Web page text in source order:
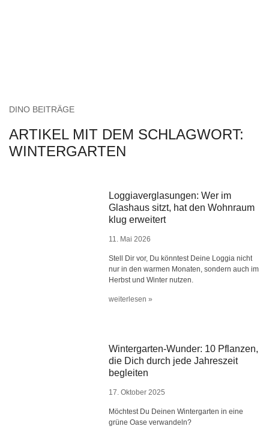
DINO BEITRÄGE
ARTIKEL MIT DEM SCHLAGWORT:
WINTERGARTEN
Loggiaverglasungen: Wer im
Glashaus sitzt, hat den Wohnraum
klug erweitert
11. Mai 2026
Stell Dir vor, Du könntest Deine Loggia nicht
nur in den warmen Monaten, sondern auch im
Herbst und Winter nutzen.
weiterlesen »
Wintergarten-Wunder: 10 Pflanzen,
die Dich durch jede Jahreszeit
begleiten
17. Oktober 2025
Möchtest Du Deinen Wintergarten in eine
grüne Oase verwandeln?